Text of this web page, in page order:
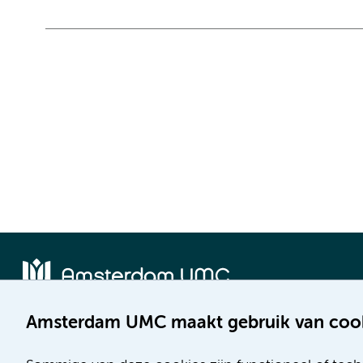
Amsterdam UMC maakt gebruik van